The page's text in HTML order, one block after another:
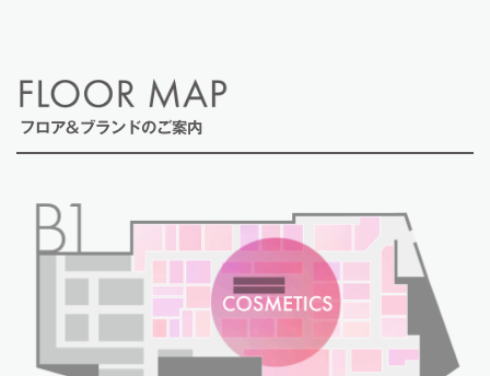
フロア&ブランドのご案内